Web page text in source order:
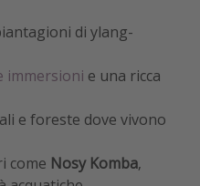
di ylang-
immersioni e una ricca
e foreste dove vivono
come Nosy Komba,